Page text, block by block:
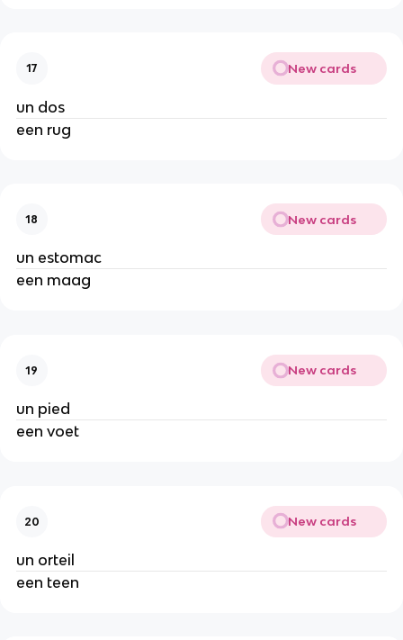
17 New cards
un dos
een rug
18 New cards
un estomac
een maag
19 New cards
un pied
een voet
20 New cards
un orteil
een teen